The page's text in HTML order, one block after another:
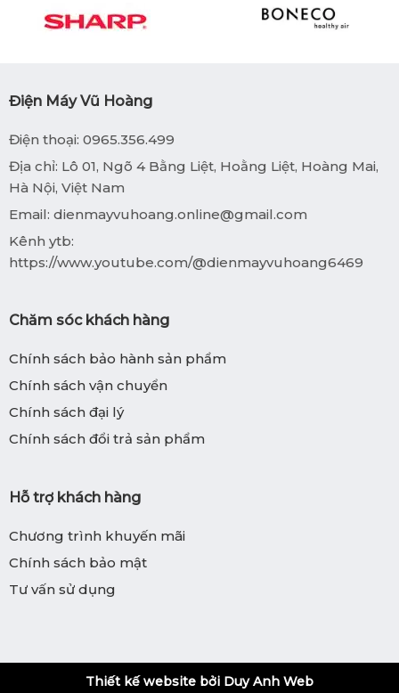
Điện Máy Vũ Hoàng
Điện thoại: 0965.356.499
Địa chỉ: Lô 01, Ngõ 4 Bằng Liệt, Hoằng Liệt, Hoàng Mai,
Hà Nội, Việt Nam
Email: dienmayvuhoang.online@gmail.com
Kênh ytb:
https://www.youtube.com/@dienmayvuhoang6469
Chăm sóc khách hàng
Chính sách bảo hành sản phẩm
Chính sách vận chuyển
Chính sách đại lý
Chính sách đổi trả sản phẩm
Hỗ trợ khách hàng
Chương trình khuyến mãi
Chính sách bảo mật
Tư vấn sử dụng
Thiết kế website bởi Duy Anh Web